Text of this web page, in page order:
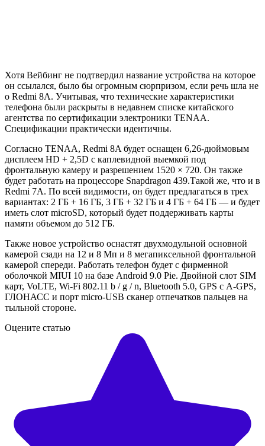
Хотя Вейбинг не подтвердил название устройства на которое
он ссылался, было бы огромным сюрпризом, если речь шла не
о Redmi 8A. Учитывая, что технические характеристики
телефона были раскрыты в недавнем списке китайского
агентства по сертификации электроники TENAA.
Спецификации практически идентичны.
Согласно TENAA, Redmi 8A будет оснащен 6,26-дюймовым
дисплеем HD + 2,5D с каплевидной выемкой под
фронтальную камеру и разрешением 1520 × 720. Он также
будет работать на процессоре Snapdragon 439.Такой же, что и в
Redmi 7A. По всей видимости, он будет предлагаться в трех
вариантах: 2 ГБ + 16 ГБ, 3 ГБ + 32 ГБ и 4 ГБ + 64 ГБ — и будет
иметь слот microSD, который будет поддерживать карты
памяти объемом до 512 ГБ.
Также новое устройство оснастят двухмодульной основной
камерой сзади на 12 и 8 Мп и 8 мегапиксельной фронтальной
камерой спереди. Работать телефон будет с фирменной
оболочкой MIUI 10 на базе Android 9.0 Pie. Двойной слот SIM
карт, VoLTE, Wi-Fi 802.11 b / g / n, Bluetooth 5.0, GPS с A-GPS,
ГЛОНАСС и порт micro-USB сканер отпечатков пальцев на
тыльной стороне.
Оцените статью